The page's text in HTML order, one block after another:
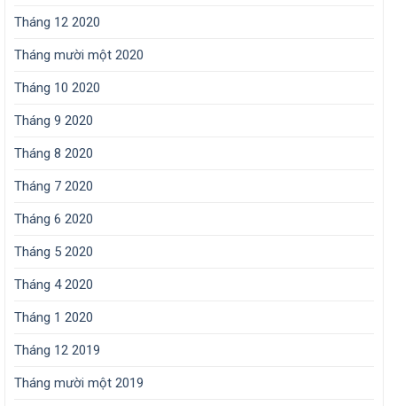
Tháng 12 2020
Tháng mười một 2020
Tháng 10 2020
Tháng 9 2020
Tháng 8 2020
Tháng 7 2020
Tháng 6 2020
Tháng 5 2020
Tháng 4 2020
Tháng 1 2020
Tháng 12 2019
Tháng mười một 2019